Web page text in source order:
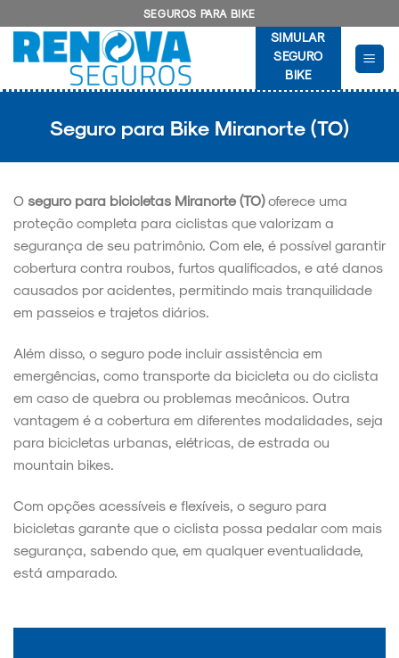
to
content
SEGUROS PARA BIKE
SIMULAR
SEGURO
BIKE
Seguro para Bike Miranorte (TO)
O seguro para bicicletas Miranorte (TO)oferece uma
proteção completa para ciclistas que valorizam a
segurança de seu patrimônio. Com ele, é possível garantir
cobertura contra roubos, furtos qualificados, e até danos
causados por acidentes, permitindo mais tranquilidade
em passeios e trajetos diários.
Além disso, o seguro pode incluir assistência em
emergências, como transporte da bicicleta ou do ciclista
em caso de quebra ou problemas mecânicos. Outra
vantagem é a cobertura em diferentes modalidades, seja
para bicicletas urbanas, elétricas, de estrada ou
mountain bikes.
Com opções acessíveis e flexíveis, o seguro para
bicicletas garante que o ciclista possa pedalar com mais
segurança, sabendo que, em qualquer eventualidade,
está amparado.